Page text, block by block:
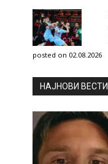
posted on 02.08.2026
НAЈНОВИ ВЕСТИ